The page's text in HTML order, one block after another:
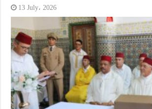
13 July، 2026